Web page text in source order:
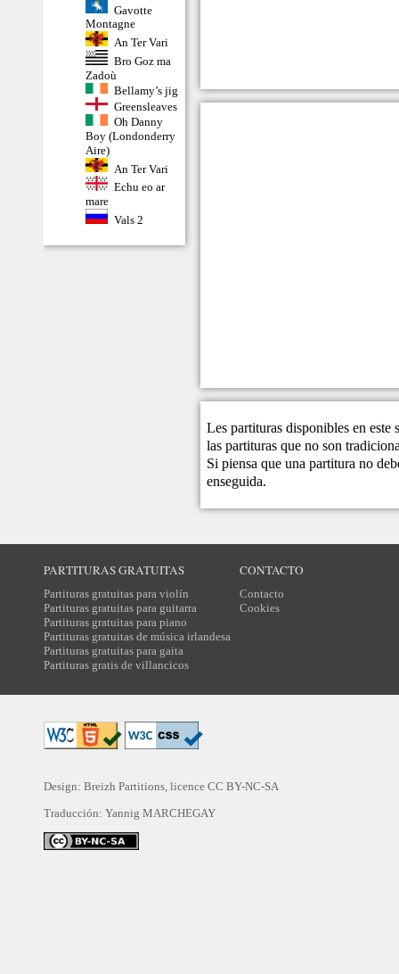
Gavotte
Montagne
An Ter Vari
Bro Goz ma
Zadoù
Bellamy’s jig
Greensleaves
Oh Danny
Boy (Londonderry
Aire)
An Ter Vari
Echu eo ar
mare
Vals 2
Les partituras disponibles en este
las partituras que no son
Si piensa que una partitura no
enseguida.
PARTITURAS GRATUITAS
Partituras gratuitas para violín
Partituras gratuitas para guitarra
Partituras gratuitas para piano
Partituras gratuitas de música irlandesa
Partituras gratuitas para gaita
Partituras gratis de villancicos
CONTACTO
Contacto
Cookies
Design: Breizh Partitions, licence CC BY-NC-SA
Traducción: Yannig MARCHEGAY